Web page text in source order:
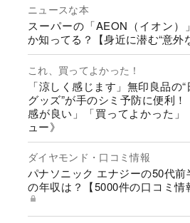
ニュースな本
スーパーの「AEON（イオン）
か知ってる？【身近に潜む“意外
これ、買ってよかった！
「涼しく感じます」無印良品の
グッズ”が手のシミ予防に便利！
感が良い」「買ってよかった」
ュー》
ダイヤモンド・口コミ情報
パナソニック エナジーの50代前
の年収は？【5000件の口コミ情